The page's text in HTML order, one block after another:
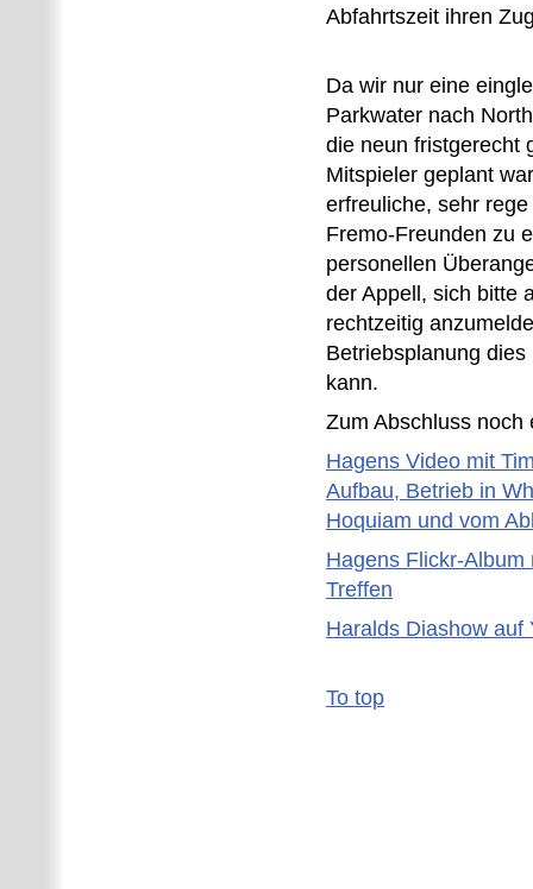
Abfahrtszeit ihren
Da wir nur eine
Parkwater nach
die neun fristgerecht
Mitspieler geplant
erfreuliche, sehr
Fremo-Freunden zu
personellen
der Appell, sich bitte
rechtzeitig
Betriebsplanung
kann.
Zum Abschluss noch
Hagens Video mit
Aufbau, Betrieb in
Hoquiam und vom
Hagens Flickr-Album
Treffen
Haralds Diashow auf
To top